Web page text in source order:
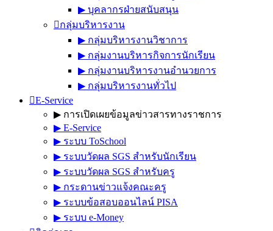
▶︎ บุคลากรฝ่ายสนับสนุน
กลุ่มบริหารงาน
▶︎ กลุ่มบริหารงานวิชาการ
▶︎ กลุ่มงานบริหารกิจการนักเรียน
▶︎ กลุ่มงานบริหารงานอำนวยการ
▶︎ กลุ่มบริหารงานทั่วไป
E-Service
▶︎ การเปิดเผยข้อมูลข่าวสารทางราชการ
▶︎ E-Service
▶︎ ระบบ ToSchool
▶︎ ระบบวัดผล SGS สำหรับนักเรียน
▶︎ ระบบวัดผล SGS สำหรับครู
▶︎ กระดานข่าวแจ้งคณะครู
▶︎ ระบบข้อสอบออนไลน์ PISA
▶︎ ระบบ e-Money